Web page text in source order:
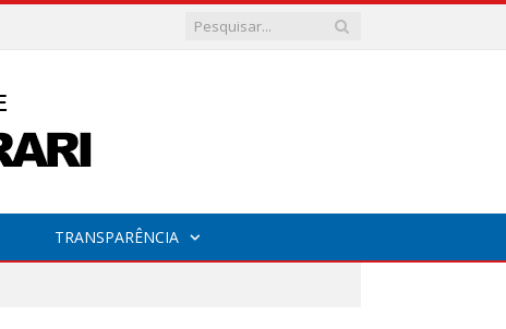
TRANSPARÊNCIA